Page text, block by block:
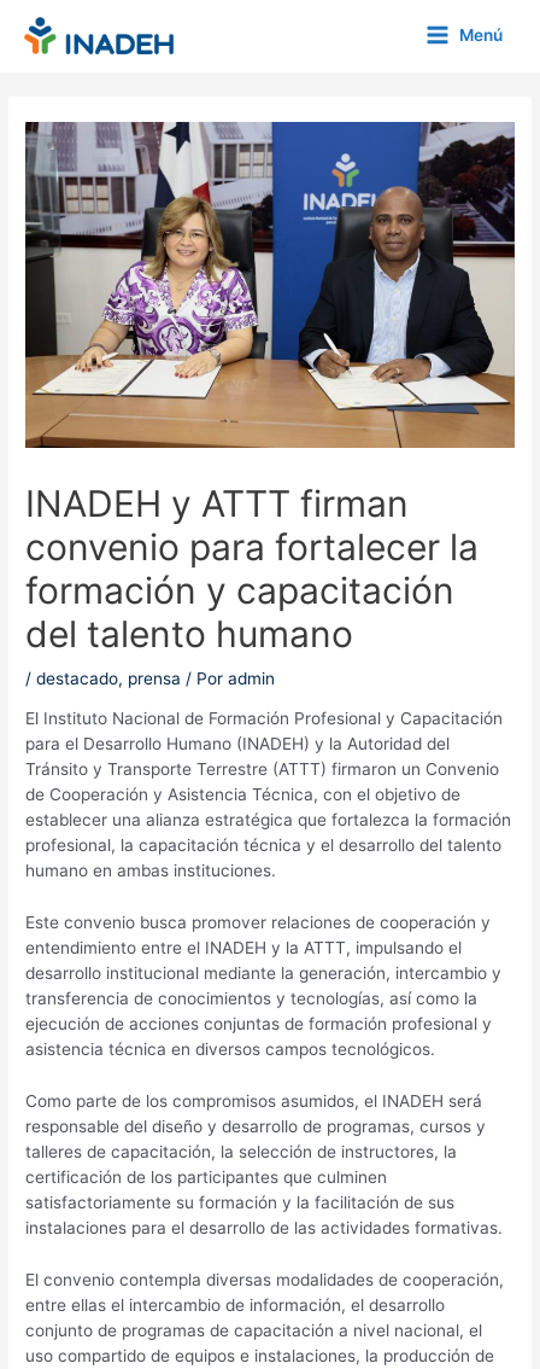
Menú
INADEH y ATTT firman
convenio para fortalecer la
formación y capacitación
del talento humano
/destacado, prensa / Poradmin
El Instituto Nacional de Formación Profesional y Capacitación
para el Desarrollo Humano (INADEH) y la Autoridad del
Tránsito y Transporte Terrestre (ATTT) firmaron un Convenio
de Cooperación y Asistencia Técnica, con el objetivo de
establecer una alianza estratégica que fortalezca la formación
profesional, la capacitación técnica y el desarrollo del talento
humano en ambas instituciones.
Este convenio busca promover relaciones de cooperación y
entendimiento entre el INADEH y la ATTT, impulsando el
desarrollo institucional mediante la generación, intercambio y
transferencia de conocimientos y tecnologías, así como la
ejecución de acciones conjuntas de formación profesional y
asistencia técnica en diversos campos tecnológicos.
Como parte de los compromisos asumidos, el INADEH será
responsable del diseño y desarrollo de programas, cursos y
talleres de capacitación, la selección de instructores, la
certificación de los participantes que culminen
satisfactoriamente su formación y la facilitación de sus
instalaciones para el desarrollo de las actividades formativas.
El convenio contempla diversas modalidades de cooperación,
entre ellas el intercambio de información, el desarrollo
conjunto de programas de capacitación a nivel nacional, el
uso compartido de equipos e instalaciones, la producción de